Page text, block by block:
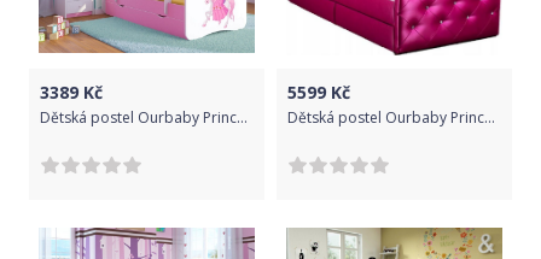
3389 Kč
Dětská postel Ourbaby Princess růžová 180x80 cm
5599 Kč
Dětská postel Ourbaby Princess růžová 160x80 cm